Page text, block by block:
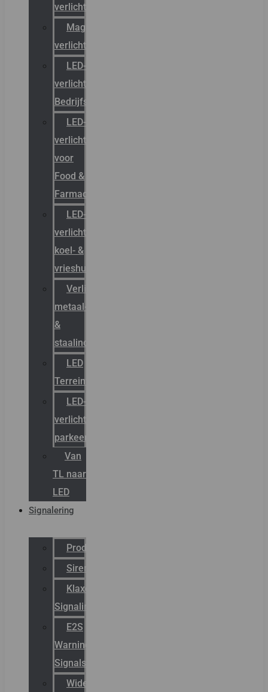
verlichting
Magazijn
verlichting
LED-
verlichting
Bedrijfshal
LED-
verlichting
voor
Food &
Farmacie
LED-
verlichting
koel- &
vrieshuizen
Verlichting
metaal-
&
staalindustrie
LED
Terreinverlichting
LED-
verlichting
parkeergarage
Van
TL naar
LED
Signalering
Productcatalogus
Sirena
Klaxon
Signaling
E2S
Warning
Signals
Wide